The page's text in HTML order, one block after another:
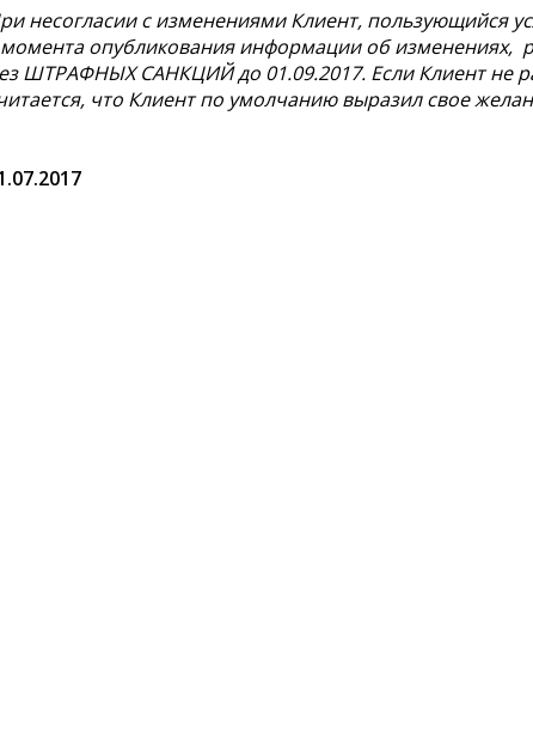
несогласии с изменениями Клиент, пользующийся
опубликования информации об изменениях,
ШТРАФНЫХ САНКЦИЙ до 01.09.2017. Если Клиент не
что Клиент по умолчанию выразил свое